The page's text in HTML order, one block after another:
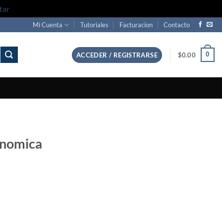
Mi Cuenta Tutoriales Facturacion Contacto
ACCEDER / REGISTRARSE $0.00 0